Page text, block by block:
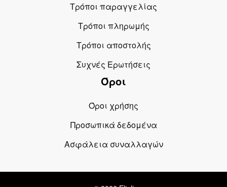
Τρόποι παραγγελίας
Τρόποι πληρωμής
Τρόποι αποστολής
Συχνές Ερωτήσεις
Όροι
Όροι χρήσης
Προσωπικά δεδομένα
Ασφάλεια συναλλαγών